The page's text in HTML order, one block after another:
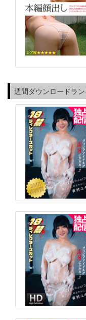
週間ダウンロードラ